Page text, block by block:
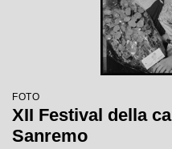
FOTO
XII Festival della
Sanremo